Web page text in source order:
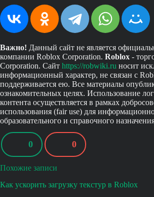
Важно! Данный сайт не является
компании Roblox Corporation. Roblox -
Corporation. Сайт https://robwiki.ru носит
информационный характер, не связан с
поддерживается ею. Все материалы
ознакомительных целях. Использование
контента осуществляется в рамках
использования (fair use) для
образовательного и справочного
0 0
Похожие записи
Как ускорить загрузку текстур в Roblox